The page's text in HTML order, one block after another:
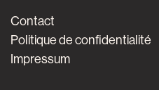
Contact
Politique de confidentialité
Impressum